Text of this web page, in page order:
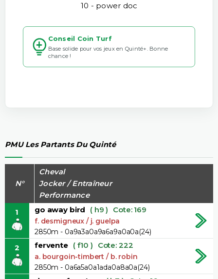
10 - power doc
Conseil Coin Turf
Base solide pour vos jeux en Quinté+. Bonne
chance !
PMU Les Partants Du Quinté
N°
Cheval
Jocker / Entraîneur
Performance
1
go away bird ( h9 ) Cote: 169
f. desmigneux / j. guelpa
2850m - 0a9a3a0a9a6a9a0a0a(24)
2 fervente ( f10 ) Cote: 222
a. bourgoin-timbert / b. robin
2850m - 0a6a5a0a1ada0a8a0a(24)